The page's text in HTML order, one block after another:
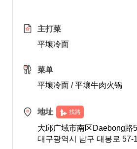
主打菜
平壤冷面
菜单
平壤冷面 / 平壤牛肉火锅
地址 找路
大邱广域市南区Daebong路
대구광역시 남구 대봉로 57-1